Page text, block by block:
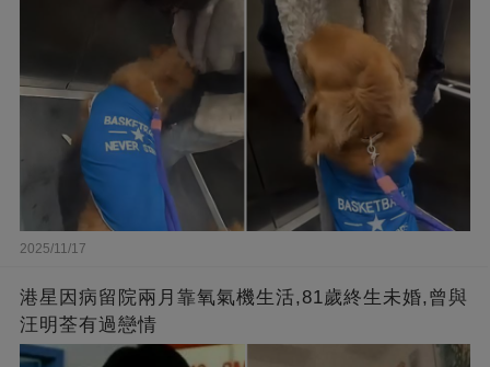
2025/11/17
港星因病留院兩月靠氧氣機生活,81歲終生未婚,曾與
汪明荃有過戀情